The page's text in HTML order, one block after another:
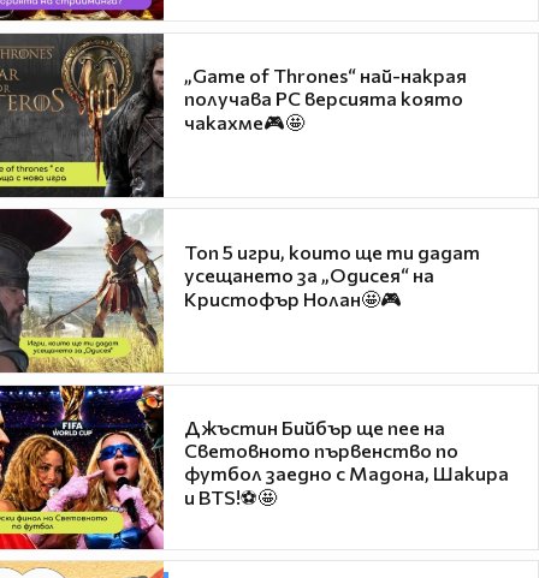
„Game of Thrones“ най-накрая
получава PC версията която
чакахме🎮🤩
Топ 5 игри, които ще ти дадат
усещането за „Одисея“ на
Кристофър Нолан🤩🎮
Джъстин Бийбър ще пее на
Световното първенство по
футбол заедно с Мадона, Шакира
и BTS!⚽🤩